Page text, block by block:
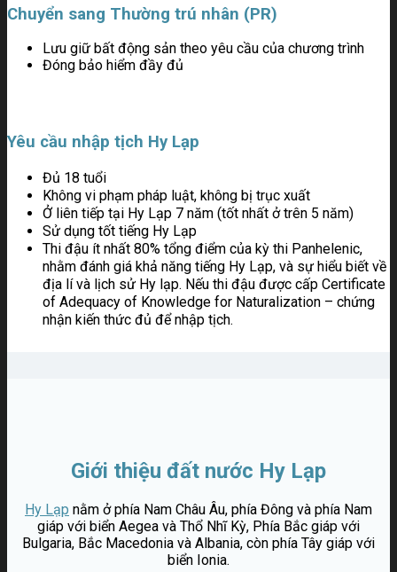
Chuyển sang Thường trú nhân (PR)
Lưu giữ bất động sản theo yêu cầu của chương trình
Đóng bảo hiểm đầy đủ
Yêu cầu nhập tịch Hy Lạp
Đủ 18 tuổi
Không vi phạm pháp luật, không bị trục xuất
Ở liên tiếp tại Hy Lạp 7 năm (tốt nhất ở trên 5 năm)
Sử dụng tốt tiếng Hy Lạp
Thi đậu ít nhất 80% tổng điểm của kỳ thi Panhelenic,
nhằm đánh giá khả năng tiếng Hy Lạp, và sự hiểu biết về
địa lí và lịch sử Hy lạp. Nếu thi đậu được cấp Certificate
of Adequacy of Knowledge for Naturalization – chứng
nhận kiến thức đủ để nhập tịch.
Giới thiệu đất nước Hy Lạp
Hy Lạp nằm ở phía Nam Châu Âu, phía Đông và phía Nam
giáp với biển Aegea và Thổ Nhĩ Kỳ, Phía Bắc giáp với
Bulgaria, Bắc Macedonia và Albania, còn phía Tây giáp với
biển Ionia.